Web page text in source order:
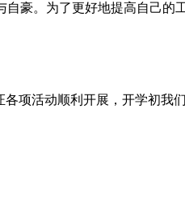
豪。为了更好地提高自己的
项活动顺利开展，开学初我